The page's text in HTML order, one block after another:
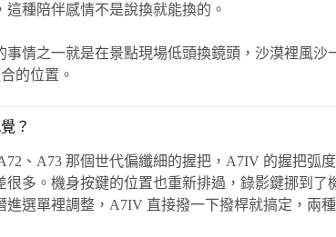
種陪伴感情不是說換就能換的。
情之一就是在景點現場低頭換鏡頭，沙漠裡風
的位置。
？
、A73 那個世代偏纖細的握把，A7IV 的握把
多。機身按鍵的位置也重新排過，錄影鍵挪到了
選單裡調整，A7IV 直接撥一下撥桿就搞定，